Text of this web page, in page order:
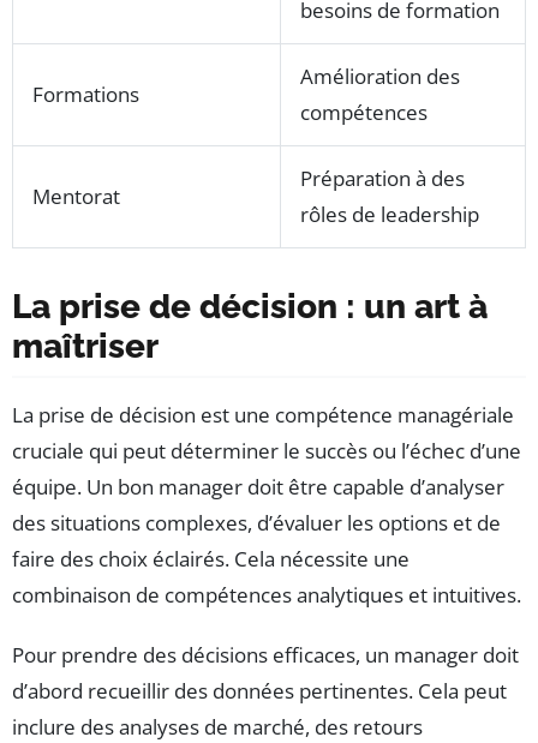
besoins de formation
Formations
Amélioration des
compétences
Mentorat
Préparation à des
rôles de leadership
La prise de décision : un art à
maîtriser
La prise de décision est une compétence managériale
cruciale qui peut déterminer le succès ou l’échec d’une
équipe. Un bon manager doit être capable d’analyser
des situations complexes, d’évaluer les options et de
faire des choix éclairés. Cela nécessite une
combinaison de compétences analytiques et intuitives.
Pour prendre des décisions efficaces, un manager doit
d’abord recueillir des données pertinentes. Cela peut
inclure des analyses de marché, des retours